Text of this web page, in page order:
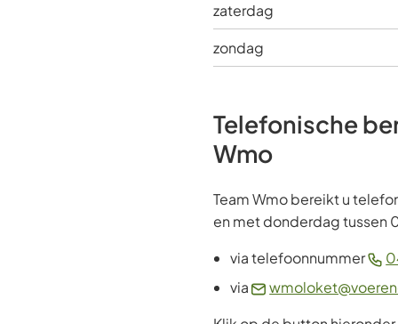
zaterdag
zondag
Telefonische
Wmo
Team Wmo bereikt u
en met donderdag tussen
via telefoonnummer
via